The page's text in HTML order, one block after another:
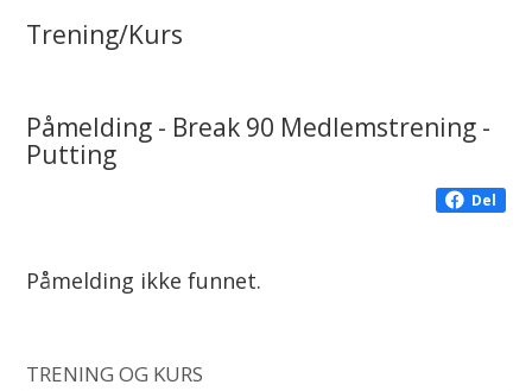
Trening/Kurs
Påmelding - Break 90 Medlemstrening -
Putting
Del
Påmelding ikke funnet.
TRENING OG KURS